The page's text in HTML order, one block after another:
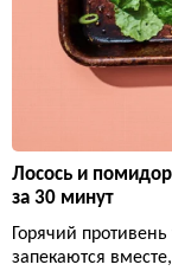
Лосось и
за 30 минут
Горячий
запекаются